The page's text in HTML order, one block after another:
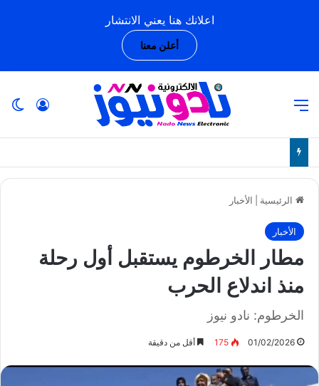
اعلانك هنا يعني الانتشار
أعلن معنا
الرئيسية الأخبار
الأخبار
مطار الخرطوم يستقبل أول رحلة
منذ اندلاع الحرب
الخرطوم: نادو نيوز
01/02/2026
175 أقل من دقيقة